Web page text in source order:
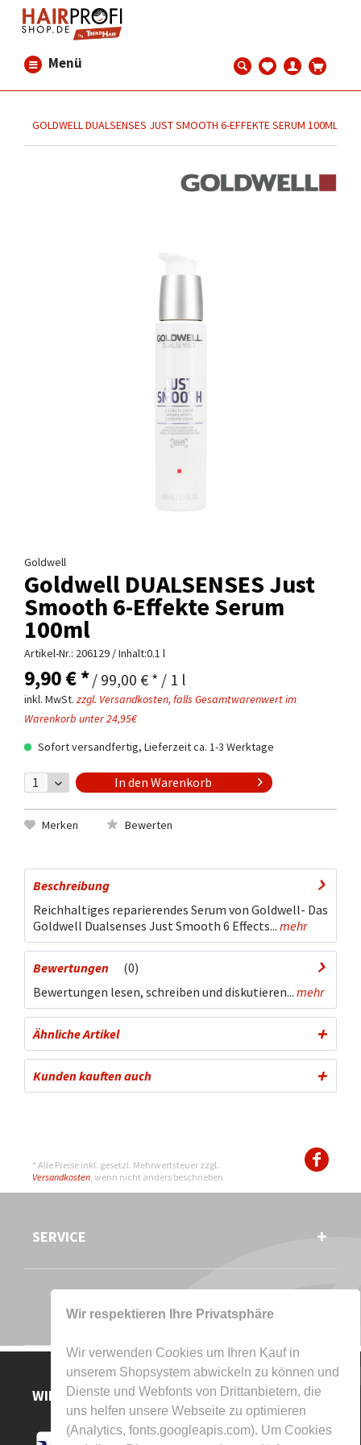
Wir respektieren Ihre Privatsphäre
Wir verwenden Cookies um Ihren Kauf in
unserem Shopsystem abwickeln zu können und
Dienste und Webfonts von Drittanbietern, die
uns helfen unsere Webseite zu optimieren
(Analytics, fonts.googleapis.com). Um Cookies
Menü
GOLDWELL DUALSENSES JUST SMOOTH 6-EFFEKTE SERUM 100ML
Goldwell
Goldwell DUALSENSES Just
Smooth 6-Effekte Serum
100ml
Artikel-Nr.: 206129 / Inhalt:0.1 l
9,90 € */ 99,00 € * / 1 l
inkl. MwSt. zzgl. Versandkosten, falls Gesamtwarenwert im
Warenkorb unter 24,95€
Sofort versandfertig, Lieferzeit ca. 1-3 Werktage
In den Warenkorb
Merken Bewerten
Beschreibung
Reichhaltiges reparierendes Serum von Goldwell- Das
Goldwell Dualsenses Just Smooth 6 Effects... mehr
Bewertungen
0
Bewertungen lesen, schreiben und diskutieren... mehr
Ähnliche Artikel
Kunden kauften auch
* Alle Preise inkl. gesetzl. Mehrwertsteuer zzgl.
Versandkosten , wenn nicht anders beschrieben
SERVICE
WIR AKZEPTIEREN